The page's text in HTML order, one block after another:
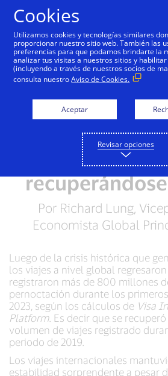
Los viajes
Por Richard Lung,
Economista Global
Luego de la crisis histórica que
los viajes a nivel global
registraron más de 800 millones
pernoctación durante los
2023, según los cálculos de Visa
Platform. Es decir que se
volumen de viajes registrado
periodo de 2019.
Los viajes internacionales
estabilidad sorprendente a pesar
Cookies
Utilizamos cookies y tecnologías similares
proporcionar nuestro sitio web. También las
preferencias para que podamos brindarte la
analizar tus visitas a nuestros sitios y
(incluyendo a través de nuestros socios de
consulta nuestroAviso de Cookies.
Aceptar
Revisar opciones